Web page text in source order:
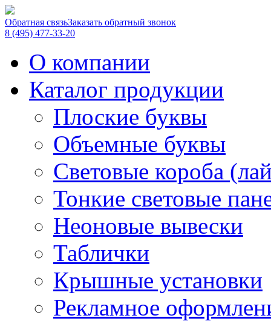
Обратная связьЗаказать обратный звонок
8 (495) 477-33-20
О компании
Каталог продукции
Плоские буквы
Объемные буквы
Световые короба
Тонкие световые
Неоновые вывески
Таблички
Крышные установки
Рекламное